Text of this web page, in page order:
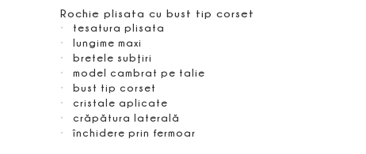
Rochie plisata cu bust tip corset
tesatura plisata
lungime maxi
bretele subţiri
model cambrat pe talie
bust tip corset
cristale aplicate
crăpătura laterală
închidere prin fermoar